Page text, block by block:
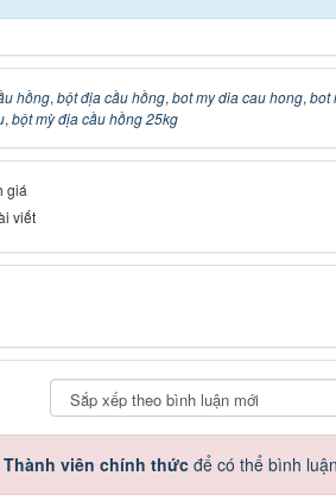
hồng, bột địa cầu hồng, bot my dia cau hong, bot
, bột mỳ địa cầu hồng 25kg
giá
viết
Thành viên chính thứcđể có thể bình